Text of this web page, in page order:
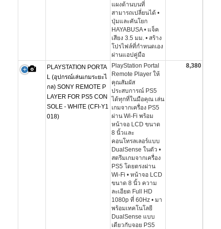
แผงด้านบนที่
สามารถเปลี่ยนได้ •
ปุ่มและคันโยก
HAYABUSA • แจ็ค
เสียง 3.5 มม. • สร้าง
โปรไฟล์ที่กำหนดเอง
ผ่านแอปคู่มือ
PLAYSTATION PORTA
L (อุปกรณ์เล่นเกมระยะไ
กล) SONY REMOTE P
LAYER FOR PS5 CON
SOLE - WHITE (CFI-Y1
018)
PlayStation Portal
Remote Player ให้
คุณสัมผัส
ประสบการณ์ PS5
ได้ทุกที่ในมือคุณ เล่น
เกมจากเครื่อง PS5
ผ่าน Wi-Fi พร้อม
หน้าจอ LCD ขนาด
8 นิ้วและ
คอนโทรลเลอร์แบบ
DualSense ในตัว •
สตรีมเกมจากเครื่อง
PS5 โดยตรงผ่าน
Wi-Fi • หน้าจอ LCD
ขนาด 8 นิ้ว ความ
ละเอียด Full HD
1080p ที่ 60Hz • มา
พร้อมเทคโนโลยี
DualSense แบบ
เดียวกับจอย PS5
8,380